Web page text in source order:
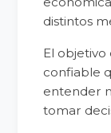
distintos
El objetivo
confiable
entender
tomar